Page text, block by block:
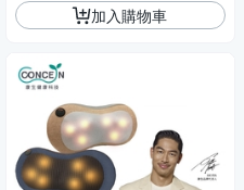
加入購物車